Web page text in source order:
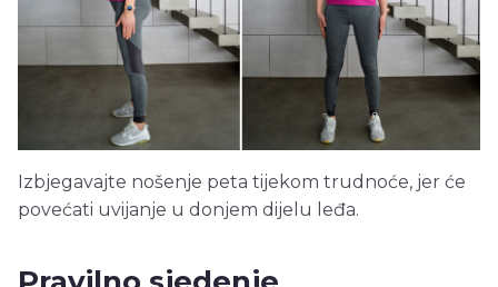
Izbjegavajte nošenje peta tijekom trudnoće, jer će
povećati uvijanje u donjem dijelu leđa.